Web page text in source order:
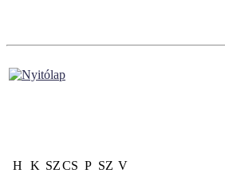
H K SZCS P SZ V